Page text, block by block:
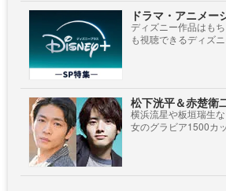
ドラマ・アニメー
ディズニー作品はも
も視聴できるディズ
松下洸平＆赤楚衛
横浜流星や板垣瑞生
女のグラビア1500カ